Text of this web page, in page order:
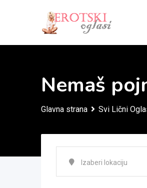
Nemaš
Glavna strana Svi Lični